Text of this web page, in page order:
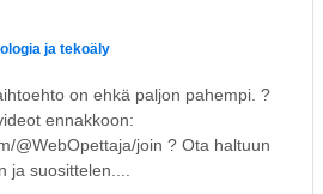
ja tekoäly
on ehkä paljon pahempi. ?
ennakkoon:
@WebOpettaja/join ? Ota haltuun
ja suosittelen....